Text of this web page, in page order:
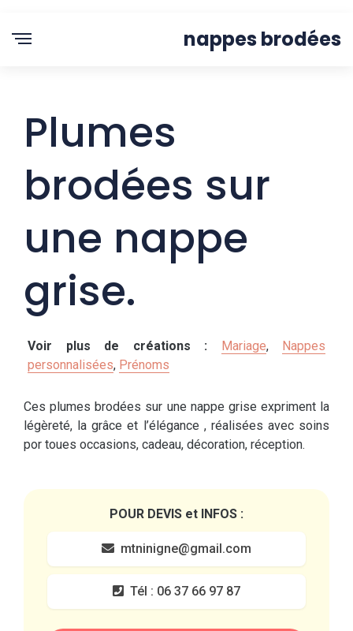
nappes brodées
Plumes
brodées sur
une nappe
grise.
Voir plus de créations : Mariage, Nappes
personnalisées, Prénoms
Ces plumes brodées sur une nappe grise expriment la
légèreté, la grâce et l’élégance , réalisées avec soins
por toues occasions, cadeau, décoration, réception.
POUR DEVIS et INFOS :
mtninigne@gmail.com
Tél : 06 37 66 97 87